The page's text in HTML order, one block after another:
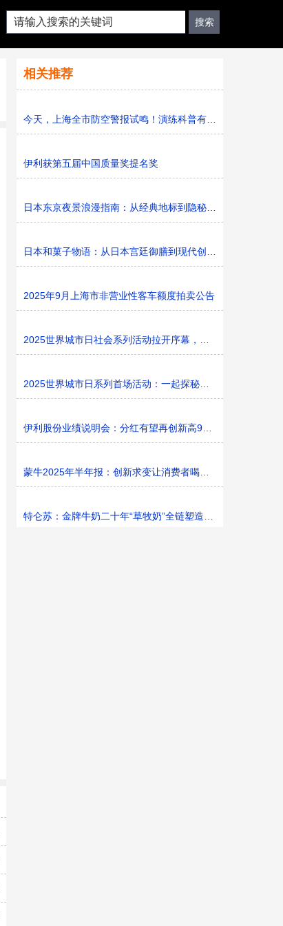
相关推荐
今天，上海全市防空警报试鸣！演练科普有序进行，人防意
伊利获第五届中国质量奖提名奖
日本东京夜景浪漫指南：从经典地标到隐秘胜地
日本和菓子物语：从日本宫廷御膳到现代创新的甜蜜传承
2025年9月上海市非营业性客车额度拍卖公告
2025世界城市日社会系列活动拉开序幕，探寻社区花园里的
2025世界城市日系列首场活动：一起探秘家门口的“魔法花园”
伊利股份业绩说明会：分红有望再创新高9%利润率目标不变
蒙牛2025年半年报：创新求变让消费者喝上奶、喝好奶、喝
特仑苏：金牌牛奶二十年“草牧奶”全链塑造有机新矩阵